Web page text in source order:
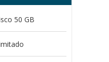
50 GB